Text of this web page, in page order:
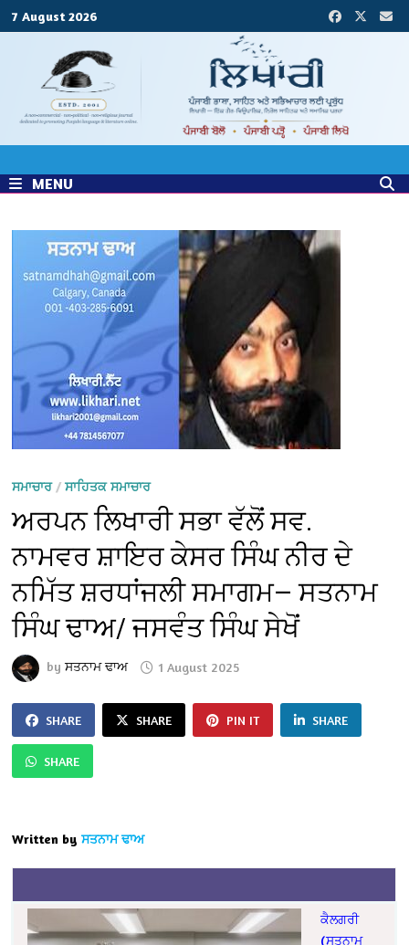
7 August 2026
MENU
ਸਮਾਚਾਰ/ਸਾਹਿਤਕ ਸਮਾਚਾਰ
ਅਰਪਨ ਲਿਖਾਰੀ ਸਭਾ ਵੱਲੋਂ ਸਵ.
ਨਾਮਵਰ ਸ਼ਾਇਰ ਕੇਸਰ ਸਿੰਘ ਨੀਰ ਦੇ
ਨਮਿੱਤ ਸ਼ਰਧਾਂਜਲੀ ਸਮਾਗਮ— ਸਤਨਾਮ
ਸਿੰਘ ਢਾਅ/ ਜਸਵੰਤ ਸਿੰਘ ਸੇਖੋਂ
byਸਤਨਾਮ ਢਾਅ 1 August 2025
SHARE SHARE PIN IT SHARE
SHARE
Written by ਸਤਨਾਮ ਢਾਅ
ਕੈਲਗਰੀ
(ਸਤਨਾਮ